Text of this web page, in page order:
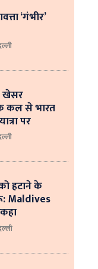
‘गंभीर’
खेसर
कल से भारत
पर
हटाने के
Maldives